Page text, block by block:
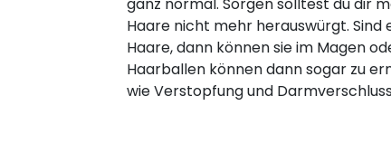
ganz normal. Sorgen solltest du dir
Haare nicht mehr herauswürgt. Sind
Haare, dann können sie im Magen
Haarballen können dann sogar zu
wie Verstopfung und